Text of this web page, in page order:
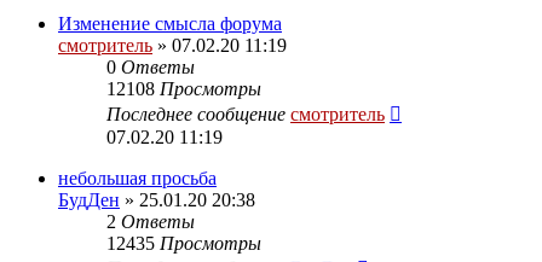
Изменение смысла форума
смотритель » 07.02.20 11:19
0 Ответы
12108 Просмотры
Последнее сообщение смотритель
07.02.20 11:19
небольшая просьба
БудДен » 25.01.20 20:38
2 Ответы
12435 Просмотры